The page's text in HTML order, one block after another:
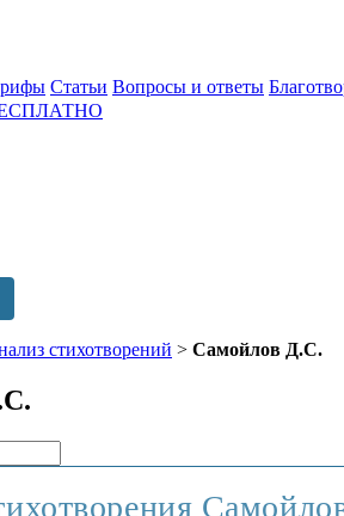
Статьи Вопросы и ответы
стихотворений > Самойлов Д.С.